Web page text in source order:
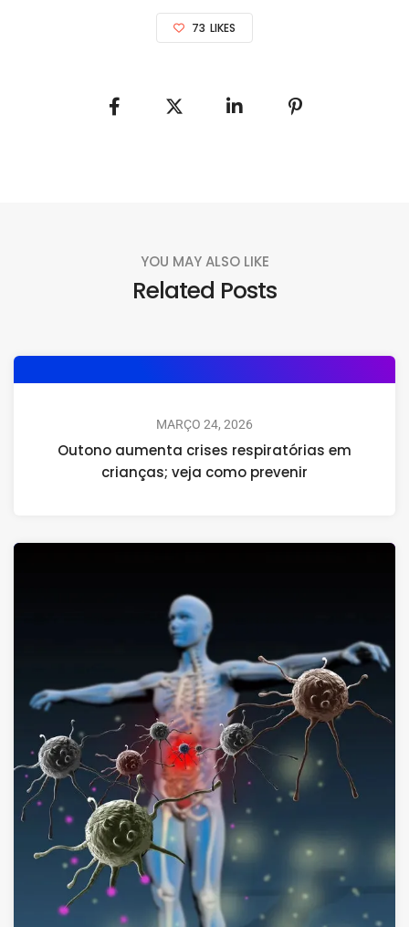
73 LIKES
YOU MAY ALSO LIKE
Related Posts
MARÇO 24, 2026
Outono aumenta crises respiratórias em
crianças; veja como prevenir